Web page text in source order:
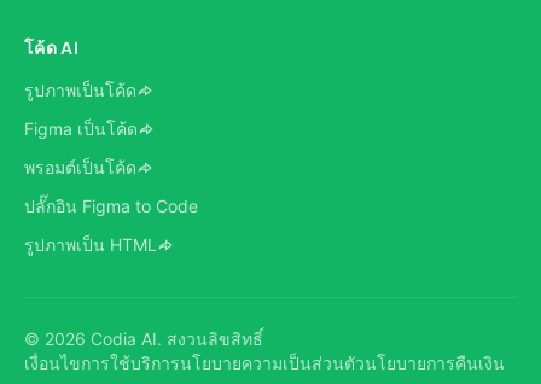
โค้ด AI
รูปภาพเป็นโค้ด
Figma เป็นโค้ด
พรอมต์เป็นโค้ด
ปลั๊กอิน Figma to Code
รูปภาพเป็น HTML
© 2026 Codia AI. สงวนลิขสิทธิ์
เงื่อนไขการใช้บริการนโยบายความเป็นส่วนตัวนโยบายการคืนเงิน